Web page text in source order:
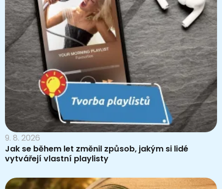
9. 8. 2026
Jak se během let změnil způsob, jakým si lidé
vytvářejí vlastní playlisty